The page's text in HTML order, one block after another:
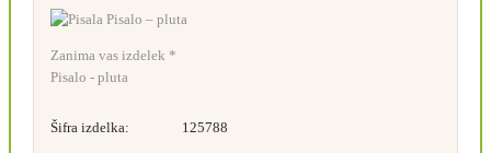
Zanima vas izdelek *
Pisalo - pluta
Šifra izdelka: 125788